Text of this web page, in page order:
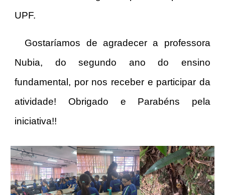
UPF.
Gostaríamos de agradecer a professora
Nubia, do segundo ano do ensino
fundamental, por nos receber e participar da
atividade! Obrigado e Parabéns pela
iniciativa!!